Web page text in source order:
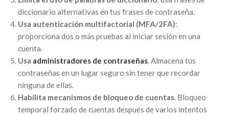
diccionario alternativas en tus frases de contraseña.
Usa autenticación multifactorial (MFA/2FA):
proporciona dos o más pruebas al iniciar sesión en una
cuenta.
Usa administradores de contraseñas . Almacena tus
contraseñas en un lugar seguro sin tener que recordar
ninguna de ellas.
Habilita mecanismos de bloqueo de cuentas . Bloqueo
temporal forzado de cuentas después de varios intentos